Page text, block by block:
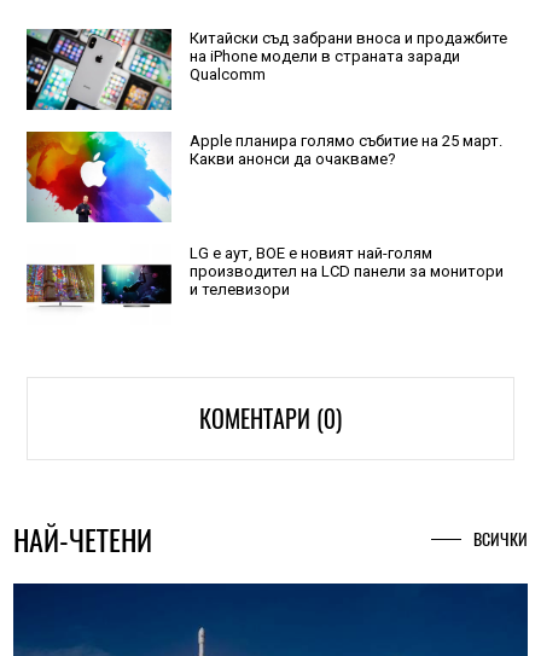
Китайски съд забрани вноса и продажбите
на iPhone модели в страната заради
Qualcomm
Apple планира голямо събитие на 25 март.
Какви анонси да очакваме?
LG е аут, ВОЕ е новият най-голям
производител на LCD панели за монитори
и телевизори
КОМЕНТАРИ (0)
НАЙ-ЧЕТЕНИ ВСИЧКИ